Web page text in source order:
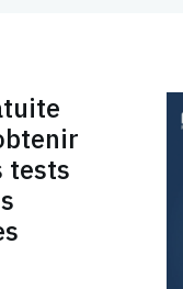
tests